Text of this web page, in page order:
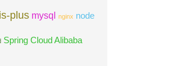
plus mysql nginx node
Spring Cloud Alibaba